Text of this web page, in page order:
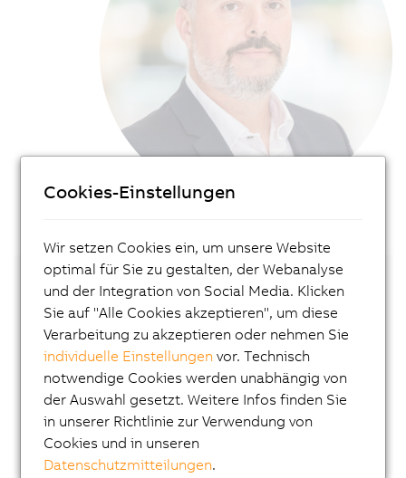
Nehmen Sie Kontakt mit unserem lokalen
Experten auf!
Kontakt
Oder vernetzen Sie sich direkt mit Wilfried
Guerryauf LinkedIn.
Cookies-Einstellungen
Wir setzen Cookies ein, um unsere Website
optimal für Sie zu gestalten, der Webanalyse
und der Integration von Social Media. Klicken
Sie auf "Alle Cookies akzeptieren", um diese
Verarbeitung zu akzeptieren oder nehmen Sie
individuelle Einstellungen vor. Technisch
notwendige Cookies werden unabhängig von
der Auswahl gesetzt. Weitere Infos finden Sie
in unserer Richtlinie zur Verwendung von
Cookies und in unseren
Datenschutzmitteilungen.